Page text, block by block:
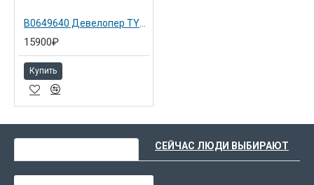
15900₽
Купить
СЕЙЧАС ЛЮДИ ВЫБИРАЮТ